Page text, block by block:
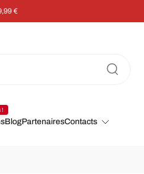
!
BlogPartenairesContacts